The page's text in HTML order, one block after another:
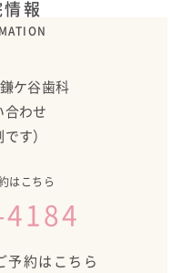
情報
ケ谷歯科
合わせ
す）
はこちら
予約はこちら